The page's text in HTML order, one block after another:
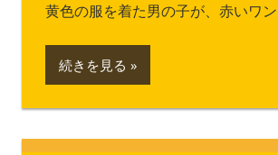
黄色の服を着た男の子が、赤いワ
続きを見る